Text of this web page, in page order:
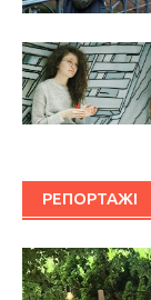
РЕПОРТАЖІ